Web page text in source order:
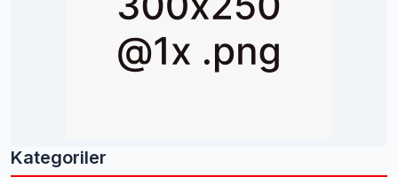
Kategoriler